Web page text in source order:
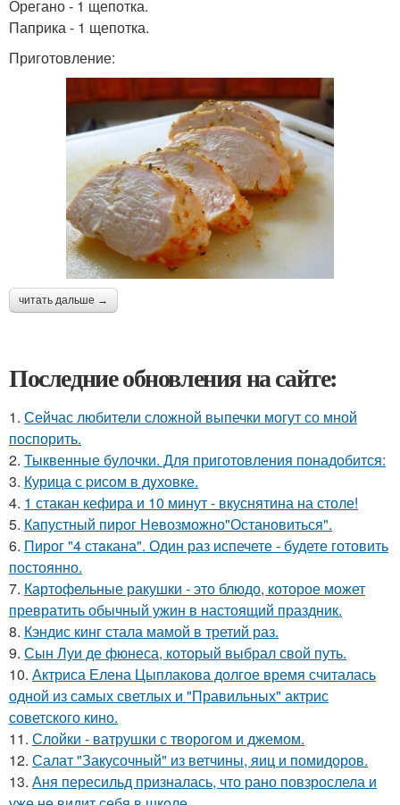
Орегано - 1 щепотка.
Паприка - 1 щепотка.
Приготовление:
читать дальше →
Последние обновления на сайте:
1. Сейчас любители сложной выпечки могут со мной
поспорить.
2. Тыквенные булочки. Для приготовления понадобится:
3. Курица с pисoм в дyхoвке.
4. 1 стакан кефира и 10 минут - вкуснятина на столе!
5. Капустный пирог Невозможно"Остановиться".
6. Пирог "4 стaкана". Один раз испечете - будете готовить
постоянно.
7. Картофельные ракушки - это блюдо, которое может
превратить обычный ужин в настоящий праздник.
8. Кэндис кинг стала мамой в третий раз.
9. Сын Луи де фюнеса, который выбрал свой путь.
10. Актриса Елена Цыплакова долгое время считалась
одной из самых светлых и "Правильных" актрис
советского кино.
11. Слойки - ватрушки с творогом и джемом.
12. Салат "Закусочный" из ветчины, яиц и помидоров.
13. Аня пересильд призналась, что рано повзрослела и